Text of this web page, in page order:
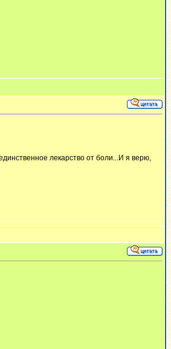
лекарство от боли...И я верю,